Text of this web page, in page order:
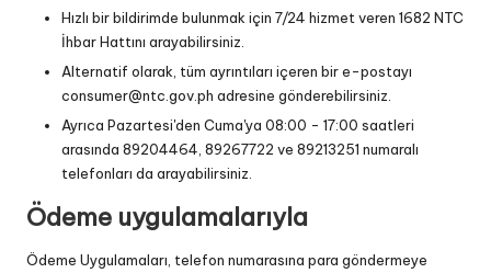
Hızlı bir bildirimde bulunmak için 7/24 hizmet veren 1682 NTC
İhbar Hattını arayabilirsiniz.
Alternatif olarak, tüm ayrıntıları içeren bir e-postayı
consumer@ntc.gov.ph adresine gönderebilirsiniz.
Ayrıca Pazartesi'den Cuma'ya 08:00 - 17:00 saatleri
arasında 89204464, 89267722 ve 89213251 numaralı
telefonları da arayabilirsiniz.
Ödeme uygulamalarıyla
Ödeme Uygulamaları, telefon numarasına para göndermeye